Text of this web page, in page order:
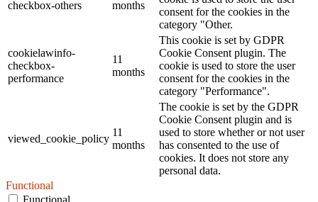
checkbox-others
months
consent for the cookies in the
category "Other.
cookielawinfo-
checkbox-
performance
11
months
This cookie is set by GDPR
Cookie Consent plugin. The
cookie is used to store the user
consent for the cookies in the
category "Performance".
viewed_cookie_policy
11
months
The cookie is set by the GDPR
Cookie Consent plugin and is
used to store whether or not user
has consented to the use of
cookies. It does not store any
personal data.
Functional
Functional